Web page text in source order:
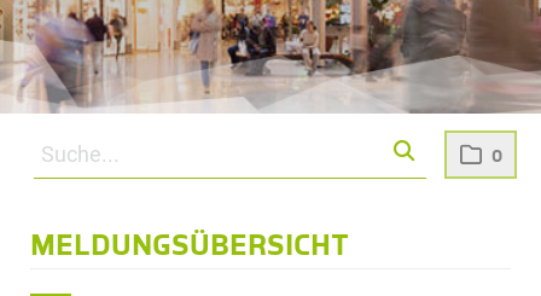
0
MELDUNGSÜBERSICHT